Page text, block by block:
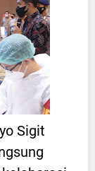
Sigit